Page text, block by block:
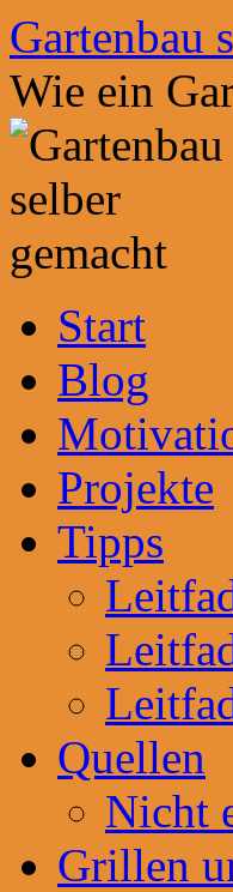
Zum
Inhalt
springen
Gartenbau
Wie ein
Start
Blog
Projekte
Tipps
Quellen
Nicht
Grillen